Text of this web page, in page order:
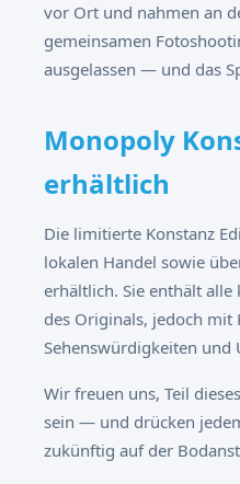
vor Ort und nahmen an
gemeinsamen
ausgelassen — und das
Monopoly
erhältlich
Die limitierte Konstanz
lokalen Handel sowie
erhältlich. Sie enthält alle
des Originals, jedoch mit
Sehenswürdigkeiten und
Wir freuen uns, Teil
sein — und drücken
zukünftig auf der